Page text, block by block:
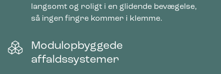
langsomt og roligt i en glidende bevægelse,
så ingen fingre kommer i klemme.
Modulopbyggede
affaldssystemer